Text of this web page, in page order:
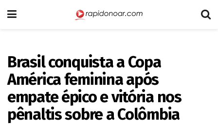
Brasil conquista a Copa
América feminina após
empate épico e vitória nos
pênaltis sobre a Colômbia